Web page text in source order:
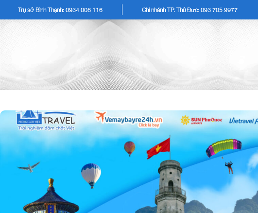
Trụ sở Bình Thạnh: 0934 008 116 Chi nhánh TP. Thủ Đức: 093 705 9977